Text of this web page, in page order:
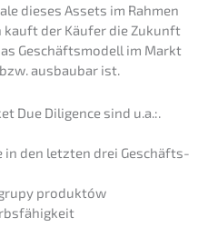
dieses Assets im Rahmen
kauft der Käufer die Zukunft
Geschäfts­mo­dell im Markt
ausbau­bar ist.
Due Diligence sind u.a.:.
in den letzten drei Geschäfts­
produktów